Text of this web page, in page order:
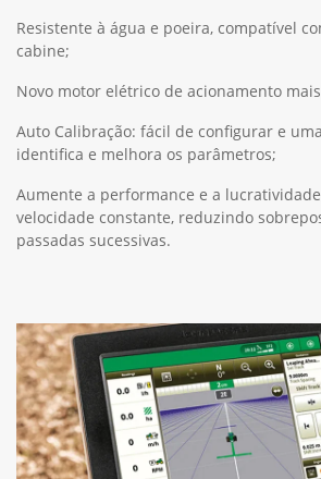
Resistente à água e poeira, compatível
cabine;
Novo motor elétrico de acionamento
Auto Calibração: fácil de configurar e
identifica e melhora os parâmetros;
Aumente a performance e a
velocidade constante, reduzindo
passadas sucessivas.